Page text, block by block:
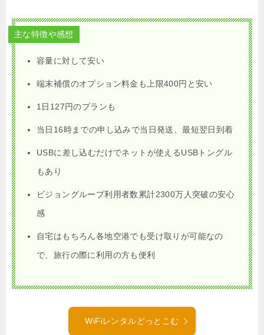
主な特徴や感想
容量に対して安い
端末補償のオプション料金も上限400円と安い
1日127円のプランも
当日16時までの申し込みで当日発送、最短翌日到着
USBに差し込むだけでネットが使えるUSBトングル
もあり
ビジョングループ利用者数累計2300万人突破の安心
感
自宅はもちろん各地空港でも受け取りが可能なの
で、旅行の際に利用の方も便利
WiFiレンタルどっとこむ